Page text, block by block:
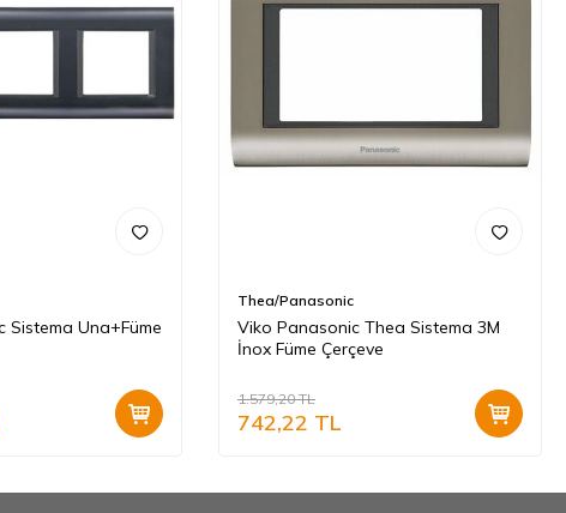
Sistema Una+Füme
Thea/Panasonic
Viko Panasonic Thea Sistema 3M
İnox Füme Çerçeve
1.579,20TL
742,22 TL